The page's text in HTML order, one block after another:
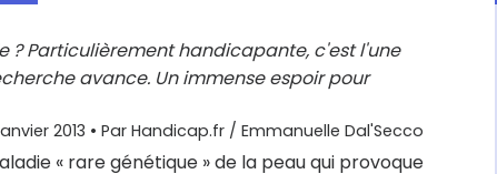
Particulièrement handicapante, c'est l'une
avance. Un immense espoir pour
2013 • Par Handicap.fr / Emmanuelle Dal'Secco
« rare génétique » de la peau qui provoque